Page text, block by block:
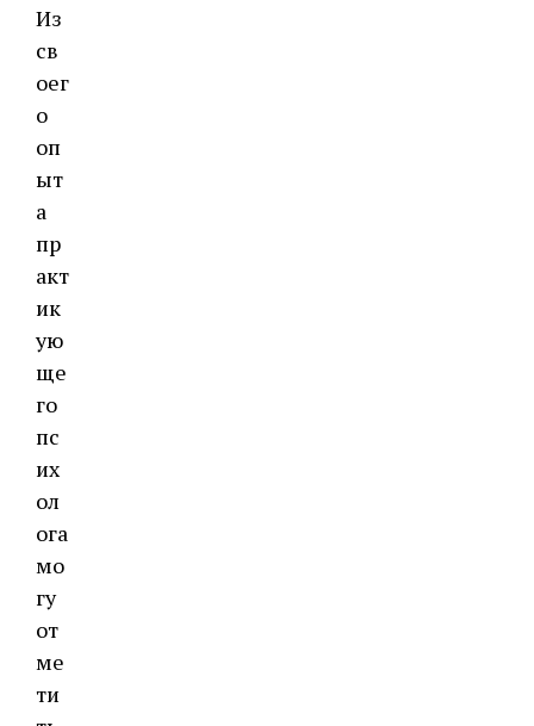
Из
св
оег
о
оп
ыт
а
пр
акт
ик
ую
ще
го
пс
их
ол
ога
мо
гу
от
ме
ти